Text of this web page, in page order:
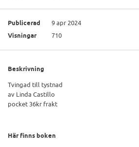
Publicerad 9 apr 2024
Visningar 710
Beskrivning
Tvingad till tystnad
av Linda Castillo
pocket 36kr frakt
Här finns boken